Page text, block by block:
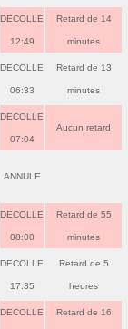
DECOLLE
12:49
Retard de 14
minutes
DECOLLE
06:33
Retard de 13
minutes
DECOLLE
07:04
Aucun retard
ANNULE
DECOLLE
08:00
Retard de 55
minutes
DECOLLE
17:35
Retard de 5
heures
DECOLLE Retard de 16